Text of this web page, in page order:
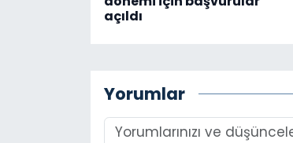
açıldı
Yorumlar